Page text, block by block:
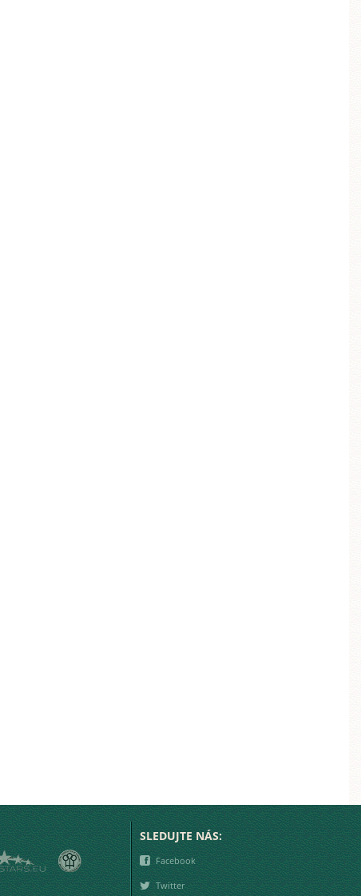
SLEDUJTE NÁS:
❾ Facebook
❿ Twitter